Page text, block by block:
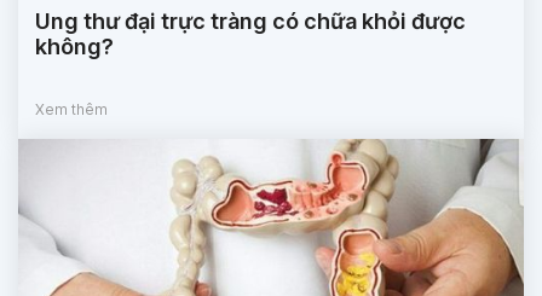
Ung thư đại trực tràng có chữa khỏi được
không?
Xem thêm